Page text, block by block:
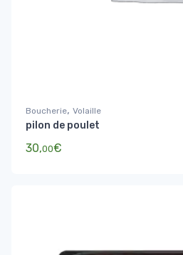
Boucherie, Volaille
pilon de poulet
30,00€